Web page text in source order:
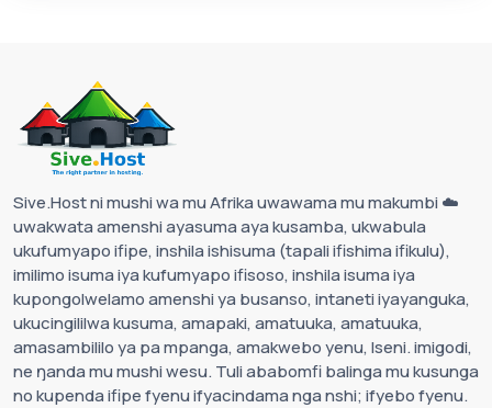
Sive.Host ni mushi wa mu Afrika uwawama mu makumbi ☁️
uwakwata amenshi ayasuma aya kusamba, ukwabula
ukufumyapo ifipe, inshila ishisuma (tapali ifishima ifikulu),
imilimo isuma iya kufumyapo ifisoso, inshila isuma iya
kupongolwelamo amenshi ya busanso, intaneti iyayanguka,
ukucingililwa kusuma, amapaki, amatuuka, amatuuka,
amasambililo ya pa mpanga, amakwebo yenu, Iseni. imigodi,
ne ŋanda mu mushi wesu. Tuli ababomfi balinga mu kusunga
no kupenda ifipe fyenu ifyacindama nga nshi; ifyebo fyenu.